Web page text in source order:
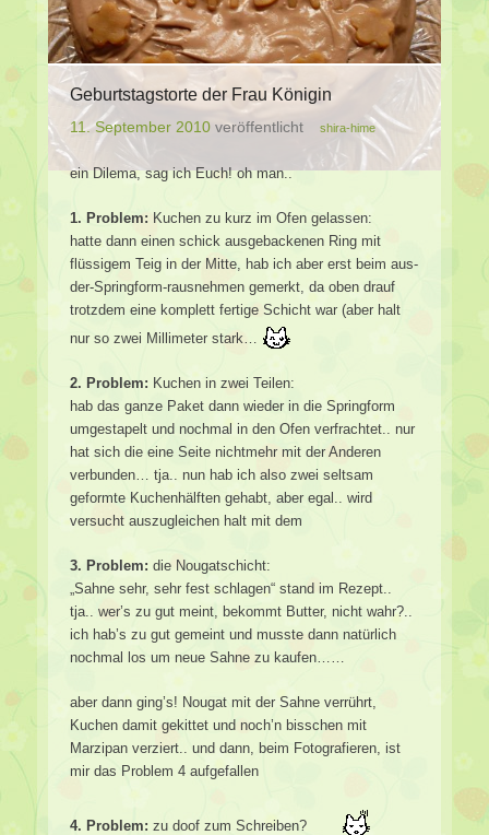
Geburtstagstorte der Frau Königin
11. September 2010 veröffentlicht shira-hime
ein Dilema, sag ich Euch! oh man..
1. Problem: Kuchen zu kurz im Ofen gelassen:
hatte dann einen schick ausgebackenen Ring mit
flüssigem Teig in der Mitte, hab ich aber erst beim aus-
der-Springform-rausnehmen gemerkt, da oben drauf
trotzdem eine komplett fertige Schicht war (aber halt
nur so zwei Millimeter stark…
2. Problem: Kuchen in zwei Teilen:
hab das ganze Paket dann wieder in die Springform
umgestapelt und nochmal in den Ofen verfrachtet.. nur
hat sich die eine Seite nichtmehr mit der Anderen
verbunden… tja.. nun hab ich also zwei seltsam
geformte Kuchenhälften gehabt, aber egal.. wird
versucht auszugleichen halt mit dem
3. Problem: die Nougatschicht:
„Sahne sehr, sehr fest schlagen“ stand im Rezept..
tja.. wer’s zu gut meint, bekommt Butter, nicht wahr?..
ich hab’s zu gut gemeint und musste dann natürlich
nochmal los um neue Sahne zu kaufen……
aber dann ging’s! Nougat mit der Sahne verrührt,
Kuchen damit gekittet und noch’n bisschen mit
Marzipan verziert.. und dann, beim Fotografieren, ist
mir das Problem 4 aufgefallen
4. Problem: zu doof zum Schreiben?